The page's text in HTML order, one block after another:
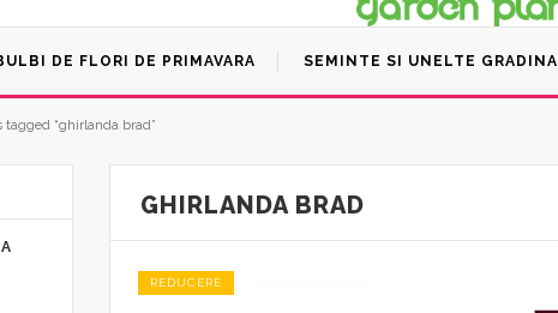
DE FLORI DE PRIMAVARA SEMINTE SI UNELTE GRADINA
tagged “ghirlanda brad”
GHIRLANDA BRAD
REDUCERE